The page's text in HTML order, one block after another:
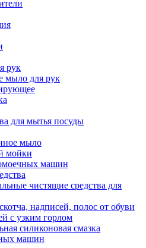
рук
мыло для рук
для мытья посуды
мыло
мойки
машин
чистящие средства для
надписей, полос от обуви
с узким горлом
силиконовая смазка
машин